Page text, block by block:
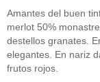
ADMINISTRAR
Acceder
Amantes del buen
merlot 50%
destellos granates.
elegantes. En nariz
frutos rojos.